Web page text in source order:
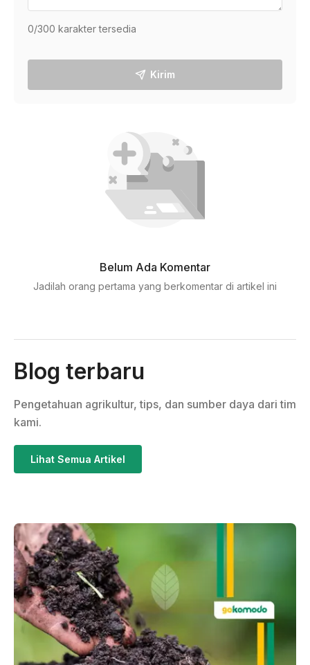
0/300 karakter tersedia
Kirim
Belum Ada Komentar
Jadilah orang pertama yang berkomentar di artikel ini
Blog terbaru
Pengetahuan agrikultur, tips, dan sumber daya dari tim
kami.
Lihat Semua Artikel